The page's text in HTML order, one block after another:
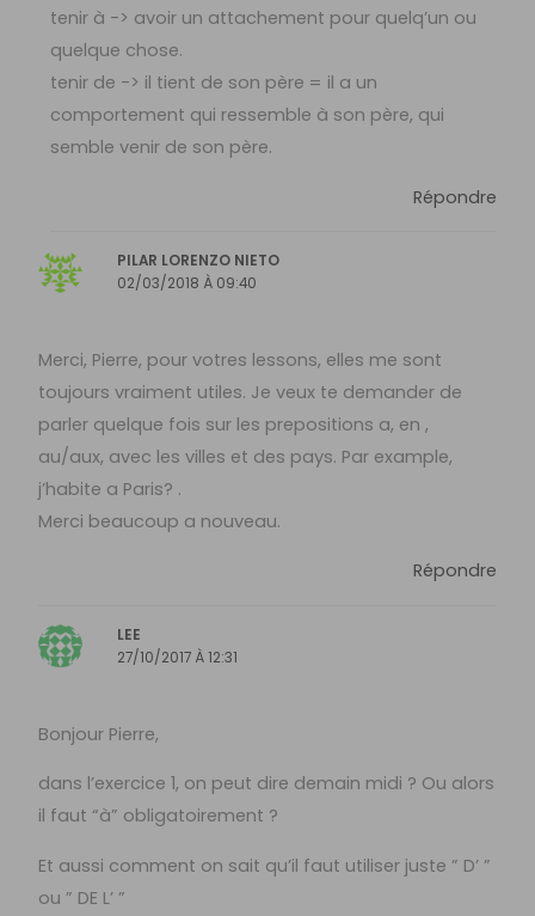
tenir à -> avoir un attachement pour quelq’un ou
quelque chose.
tenir de -> il tient de son père = il a un
comportement qui ressemble à son père, qui
semble venir de son père.
Répondre
PILAR LORENZO NIETO
02/03/2018 À 09:40
Merci, Pierre, pour votres lessons, elles me sont
toujours vraiment utiles. Je veux te demander de
parler quelque fois sur les prepositions a, en ,
au/aux, avec les villes et des pays. Par example,
j’habite a Paris? .
Merci beaucoup a nouveau.
Répondre
LEE
27/10/2017 À 12:31
Bonjour Pierre,
dans l’exercice 1, on peut dire demain midi ? Ou alors
il faut “à” obligatoirement ?
Et aussi comment on sait qu’il faut utiliser juste ” D’ ”
ou ” DE L’ ”